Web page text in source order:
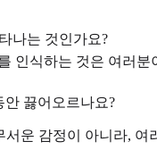
나는 것인가요?
인식하는 것은 여러
끓어오르나요?
운 감정이 아니라,